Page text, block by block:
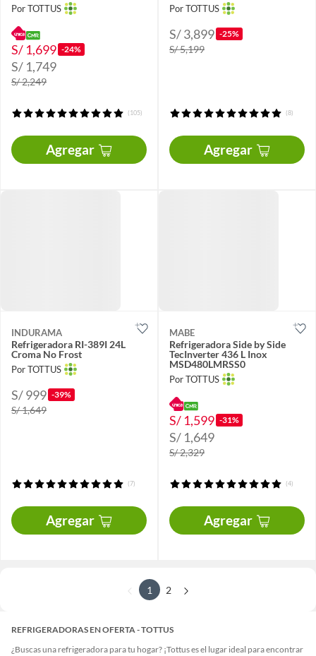
Por TOTTUS
S/ 1,699 -24%
S/ 1,749
S/ 2,249
(105)
Agregar
Por TOTTUS
S/ 3,899 -25%
S/ 5,199
(8)
Agregar
INDURAMA
Refrigeradora RI-389I 24L
Croma No Frost
Por TOTTUS
S/ 999 -39%
S/ 1,649
(7)
Agregar
MABE
Refrigeradora Side by Side
TecInverter 436 L Inox
MSD480LMRSS0
Por TOTTUS
S/ 1,599 -31%
S/ 1,649
S/ 2,329
(4)
Agregar
1 2
REFRIGERADORAS EN OFERTA - TOTTUS
¿Buscas una refrigeradora para tu hogar? ¡Tottus es el lugar ideal para encontrar